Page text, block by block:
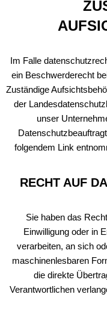
Im Falle
ein Beschwerderecht
Zuständige
der
unser
folgendem Link
RECHT AUF
Sie haben das
Einwilligung oder in
verarbeiten, an sich
maschinenlesbaren
die direkte
Verantwortlichen